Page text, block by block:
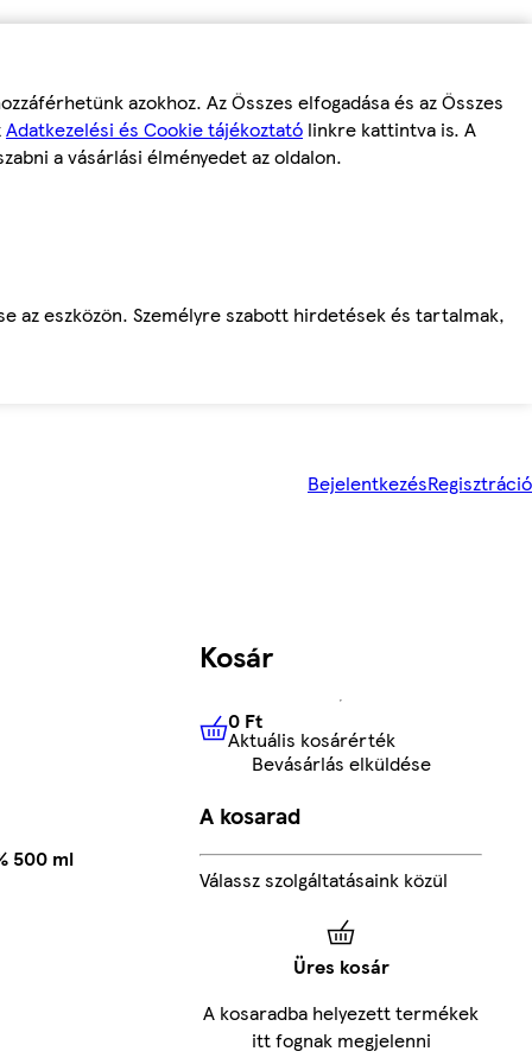
azokhoz. Az Összes elfogadása és az Összes
Adatkezelési és Cookie tájékoztató linkre kattintva is. A
a vásárlási élményedet az oldalon.
az eszközön. Személyre szabott hirdetések és tartalmak,
BejelentkezésRegisztráció
500 ml
Kosár
0 FtAktuális kosárérték
0 Ft
Aktuális kosárérték
Bevásárlás elküldése
A kosarad
Válassz szolgáltatásaink közül
Üres kosár
A kosaradba helyezett termékek
itt fognak megjelenni